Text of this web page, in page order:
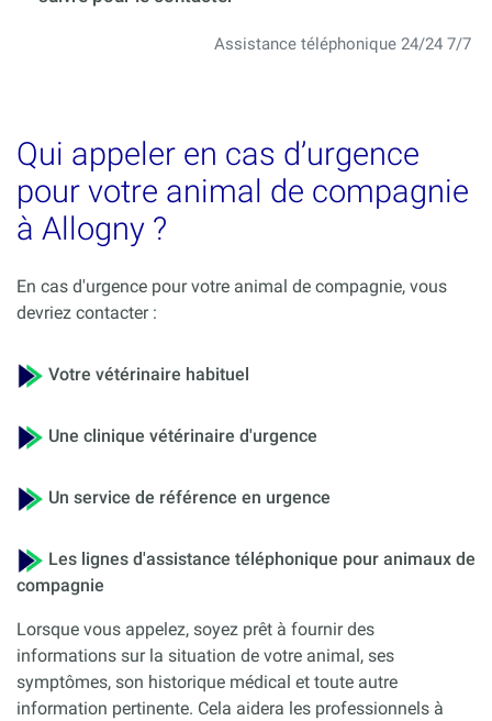
Assistance téléphonique 24/24 7/7
Qui appeler en cas d’urgence
pour votre animal de compagnie
à Allogny ?
En cas d'urgence pour votre animal de compagnie, vous
devriez contacter :
Votre vétérinaire habituel
Une clinique vétérinaire d'urgence
Un service de référence en urgence
Les lignes d'assistance téléphonique pour animaux de
compagnie
Lorsque vous appelez, soyez prêt à fournir des
informations sur la situation de votre animal, ses
symptômes, son historique médical et toute autre
information pertinente. Cela aidera les professionnels à